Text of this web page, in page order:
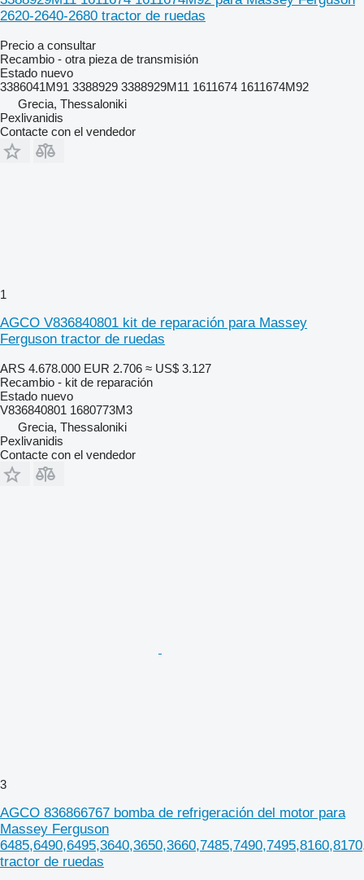
2620-2640-2680 tractor de ruedas
Precio a consultar
Recambio - otra pieza de transmisión
Estado nuevo
3386041M91 3388929 3388929M11 1611674 1611674M92
Grecia, Thessaloniki
Pexlivanidis
Contacte con el vendedor
1
AGCO V836840801 kit de reparación para Massey
Ferguson tractor de ruedas
ARS 4.678.000 EUR 2.706 ≈ US$ 3.127
Recambio - kit de reparación
Estado nuevo
V836840801 1680773M3
Grecia, Thessaloniki
Pexlivanidis
Contacte con el vendedor
3
AGCO 836866767 bomba de refrigeración del motor para
Massey Ferguson
tractor de ruedas